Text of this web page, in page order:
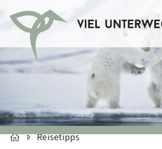
Reisetipps